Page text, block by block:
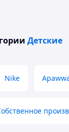
Детские
Nike